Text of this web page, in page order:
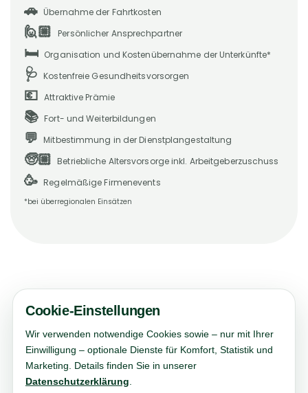
🚗 Übernahme der Fahrtkosten
🙋🏼 Persönlicher Ansprechpartner
🛏️ Organisation und Kostenübernahme der Unterkünfte*
🩺 Kostenfreie Gesundheitsvorsorgen
💶 Attraktive Prämie
📚 Fort- und Weiterbildungen
💬 Mitbestimmung in der Dienstplangestaltung
🧓🏼 Betriebliche Altersvorsorge inkl. Arbeitgeberzuschuss
🥳 Regelmäßige Firmenevents
*bei überregionalen Einsätzen
Cookie-Einstellungen
Wir verwenden notwendige Cookies sowie – nur mit Ihrer
Einwilligung – optionale Dienste für Komfort, Statistik und
Marketing. Details finden Sie in unserer
Datenschutzerklärung